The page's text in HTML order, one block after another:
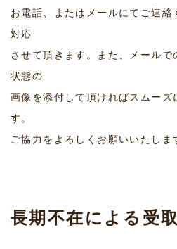
お電話、またはメールにてご連絡
対応
させて頂きます。また、メールで
状態の
画像を添付して頂ければスムーズ
す。
ご協力をよろしくお願いいたしま
長期不在による受